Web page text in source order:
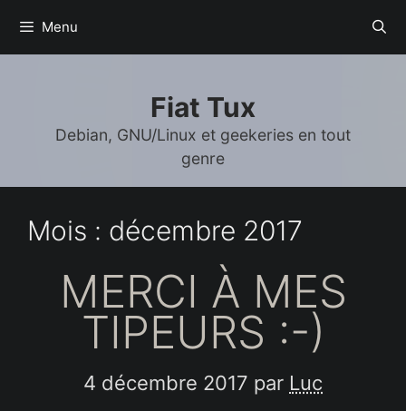
Menu
Fiat Tux
Debian, GNU/Linux et geekeries en tout
genre
Mois : décembre 2017
MERCI À MES
TIPEURS :-)
4 décembre 2017 par Luc